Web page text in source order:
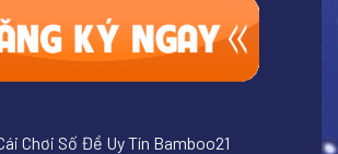
Chơi Số Đề Uy Tín Bamboo21